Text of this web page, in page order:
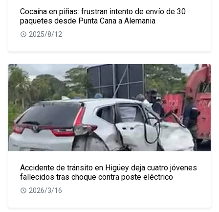
Cocaína en piñas: frustran intento de envío de 30
paquetes desde Punta Cana a Alemania
2025/8/12
Accidente de tránsito en Higüey deja cuatro jóvenes
fallecidos tras choque contra poste eléctrico
2026/3/16